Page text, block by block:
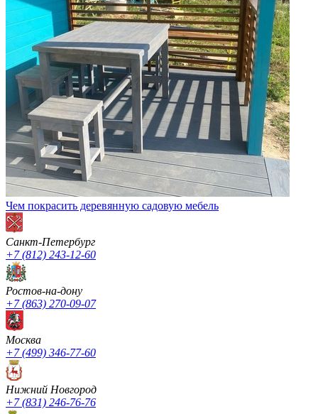
Чем покрасить деревянную садовую мебель
Санкт-Петербург
+7 (812) 243-12-60
Ростов-на-дону
+7 (863) 270-09-07
Москва
+7 (499) 346-77-60
Нижний Новгород
+7 (831) 246-76-76